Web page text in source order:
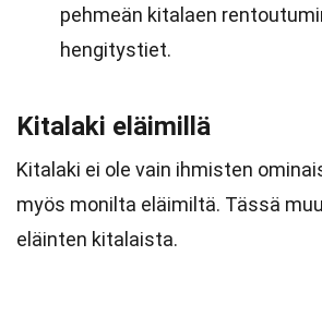
pehmeän kitalaen
hengitystiet.
Kitalaki eläimillä
Kitalaki ei ole vain ihmisten
myös monilta eläimiltä. Tässä
eläinten kitalaista.